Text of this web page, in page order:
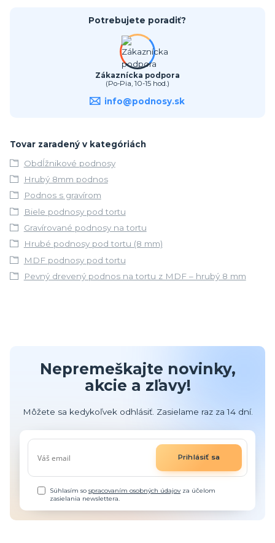
Potrebujete poradiť?
Zákaznícka podpora
(Po-Pia, 10-15 hod.)
info@podnosy.sk
Tovar zaradený v kategóriách
Obdĺžnikové podnosy
Hrubý 8mm podnos
Podnos s gravírom
Biele podnosy pod tortu
Gravírované podnosy na tortu
Hrubé podnosy pod tortu (8 mm)
MDF podnosy pod tortu
Pevný drevený podnos na tortu z MDF – hrubý 8 mm
Nepremeškajte novinky,
akcie a zľavy!
Môžete sa kedykoľvek odhlásiť. Zasielame raz za 14 dní.
Prihlásiť sa
Súhlasím sospracovaním osobných údajovza účelom
zasielania newslettera.